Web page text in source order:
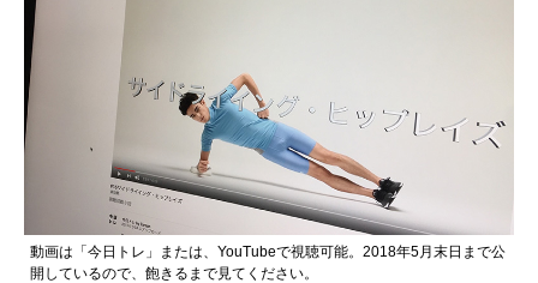
動画は「今日トレ」または、YouTubeで視聴可能。2018年5月末日まで公
開しているので、飽きるまで見てください。